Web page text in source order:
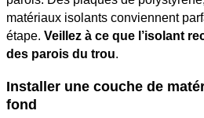
matériaux isolants conviennent
étape. Veillez à ce que l’isolant
des parois du trou.
Installer une couche de
fond